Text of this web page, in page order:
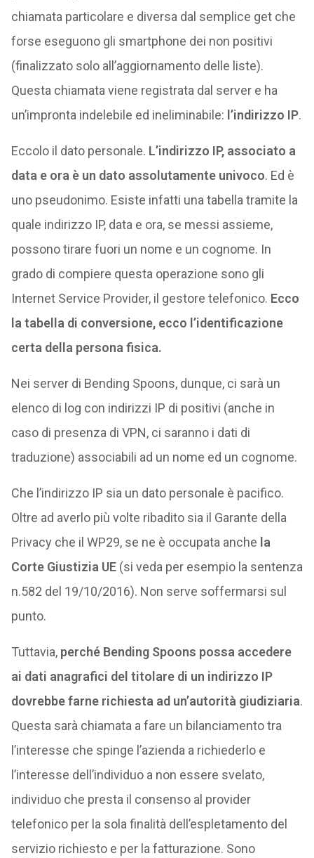
chiamata particolare e diversa dal semplice get che
forse eseguono gli smartphone dei non positivi
(finalizzato solo all’aggiornamento delle liste).
Questa chiamata viene registrata dal server e ha
un’impronta indelebile ed ineliminabile: l’indirizzo IP.
Eccolo il dato personale. L’indirizzo IP, associato a
data e ora è un dato assolutamente univoco. Ed è
uno pseudonimo. Esiste infatti una tabella tramite la
quale indirizzo IP, data e ora, se messi assieme,
possono tirare fuori un nome e un cognome. In
grado di compiere questa operazione sono gli
Internet Service Provider, il gestore telefonico. Ecco
la tabella di conversione, ecco l’identificazione
certa della persona fisica.
Nei server di Bending Spoons, dunque, ci sarà un
elenco di log con indirizzi IP di positivi (anche in
caso di presenza di VPN, ci saranno i dati di
traduzione) associabili ad un nome ed un cognome.
Che l’indirizzo IP sia un dato personale è pacifico.
Oltre ad averlo più volte ribadito sia il Garante della
Privacy che il WP29, se ne è occupata anche la
Corte Giustizia UE(si veda per esempio la sentenza
n.582 del 19/10/2016). Non serve soffermarsi sul
punto.
Tuttavia, perché Bending Spoons possa accedere
ai dati anagrafici del titolare di un indirizzo IP
dovrebbe farne richiesta ad un’autorità giudiziaria.
Questa sarà chiamata a fare un bilanciamento tra
l’interesse che spinge l’azienda a richiederlo e
l’interesse dell’individuo a non essere svelato,
individuo che presta il consenso al provider
telefonico per la sola finalità dell’espletamento del
servizio richiesto e per la fatturazione. Sono